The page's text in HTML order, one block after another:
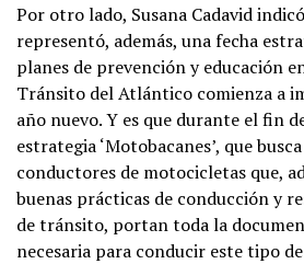
Por otro lado, Susana Cadavid
representó, además, una fecha
planes de prevención y educación
Tránsito del Atlántico comienza a
año nuevo. Y es que durante el fin
estrategia ‘Motobacanes’, que
conductores de motocicletas que,
buenas prácticas de conducción y
de tránsito, portan toda la
necesaria para conducir este tipo